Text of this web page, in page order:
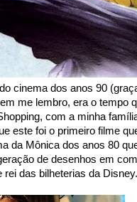
cinema dos anos 90
me lembro, era o tempo
com a minha
este foi o primeiro filme
da Mônica dos anos 80
de desenhos em
rei das bilheterias da Disney.